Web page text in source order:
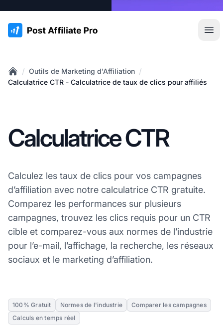
:site.title
Home
/ Outils de Marketing d'Affiliation /
Calculatrice CTR - Calculatrice de taux de clics pour affiliés
Calculatrice CTR
Calculez les taux de clics pour vos campagnes
d’affiliation avec notre calculatrice CTR gratuite.
Comparez les performances sur plusieurs
campagnes, trouvez les clics requis pour un CTR
cible et comparez-vous aux normes de l’industrie
pour l’e-mail, l’affichage, la recherche, les réseaux
sociaux et le marketing d’affiliation.
100% Gratuit Normes de l'industrie
Comparer les campagnes
Calculs en temps réel